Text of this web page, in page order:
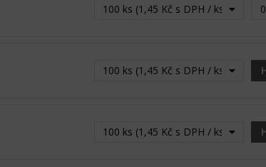
100 ks (1,45 Kč s DPH / ks)
100 ks (1,45 Kč s DPH / ks) -
100 ks (1,45 Kč s DPH / ks) -